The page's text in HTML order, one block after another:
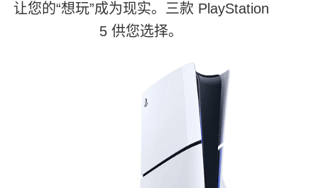
让您的“想玩”成为现实。三款 PlayStation
5 供您选择。